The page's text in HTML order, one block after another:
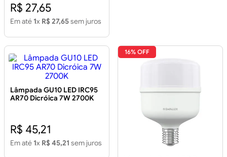
R$ 27,65
Em até 1x R$ 27,65sem juros
Lâmpada GU10 LED IRC95
AR70 Dicróica 7W 2700K
R$ 45,21
Em até 1x R$ 45,21 sem juros
16% OFF